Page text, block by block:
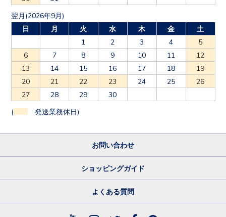
翌月(2026年9月)
日
月 火 水 木 金
土
1
2 3 4
5
6
7 8 9 10 11
12
13
14 15 16 17 18
19
20
21 22 23 24 25
26
27
28 29 30
( 発送業務休日)
お問い合わせ
ショッピングガイド
よくある質問